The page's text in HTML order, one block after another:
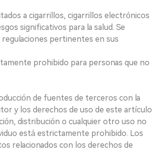
a cigarrillos, cigarrillos electrónicos
significativos para la salud. Se
pertinentes en sus
prohibido para personas que no
de fuentes de terceros con la
y los derechos de uso de este artículo
distribución o cualquier otro uso no
está estrictamente prohibido. Los
relacionados con los derechos de